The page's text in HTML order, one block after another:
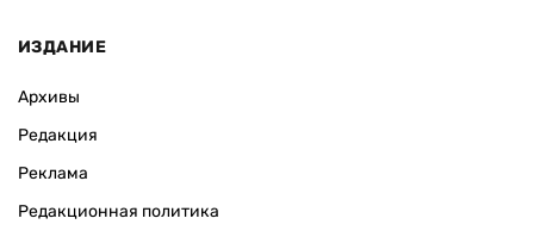
ИЗДАНИЕ
Архивы
Редакция
Реклама
Редакционная политика